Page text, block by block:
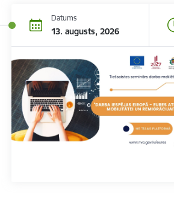
Datums
13. augusts, 2026